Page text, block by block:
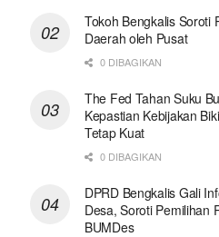
Tokoh Bengkalis Soroti
Daerah oleh Pusat
0 DIBAGIKAN
The Fed Tahan Suku
Kepastian Kebijakan
Tetap Kuat
0 DIBAGIKAN
DPRD Bengkalis Gali
Desa, Soroti Pemilihan
BUMDes